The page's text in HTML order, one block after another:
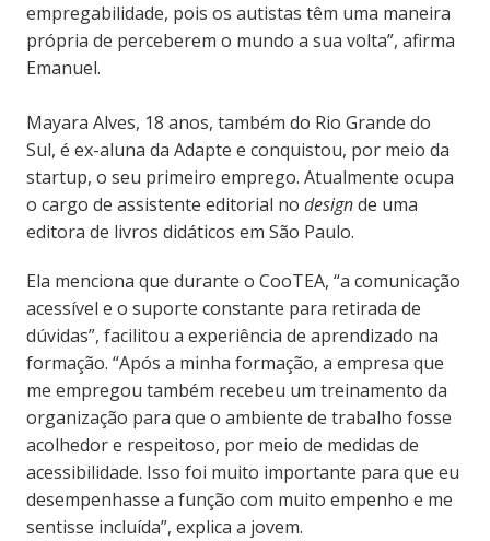
empregabilidade, pois os autistas têm uma maneira
própria de perceberem o mundo a sua volta”, afirma
Emanuel.
Mayara Alves, 18 anos, também do Rio Grande do
Sul, é ex-aluna da Adapte e conquistou, por meio da
startup, o seu primeiro emprego. Atualmente ocupa
o cargo de assistente editorial no designde uma
editora de livros didáticos em São Paulo.
Ela menciona que durante o CooTEA, “a comunicação
acessível e o suporte constante para retirada de
dúvidas”, facilitou a experiência de aprendizado na
formação. “Após a minha formação, a empresa que
me empregou também recebeu um treinamento da
organização para que o ambiente de trabalho fosse
acolhedor e respeitoso, por meio de medidas de
acessibilidade. Isso foi muito importante para que eu
desempenhasse a função com muito empenho e me
sentisse incluída”, explica a jovem.